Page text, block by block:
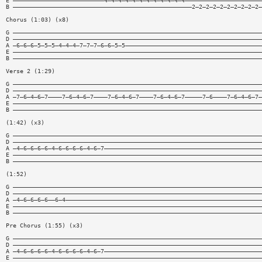
B
Chorus (1:03) (x8)
G
D
A
E
B
Verse 2 (1:29)
G
D
A
E
B
(1:42) (x3)
G
D
A
E
B
(1:52)
G
D
A
E
B
Pre Chorus (1:55) (x3)
G
D
A
E